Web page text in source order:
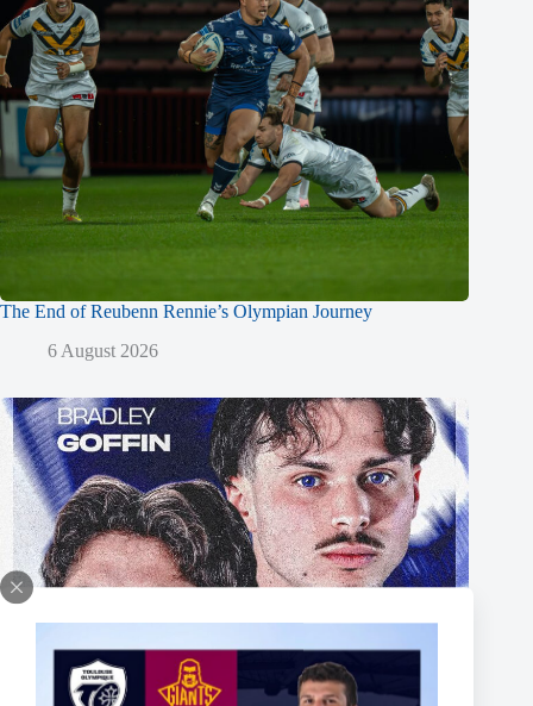
The End of Reubenn Rennie’s Olympian Journey
6 August 2026